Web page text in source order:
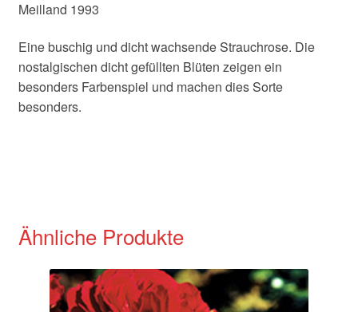
Meilland 1993
Eine buschig und dicht wachsende Strauchrose. Die
nostalgischen dicht gefüllten Blüten zeigen ein
besonders Farbenspiel und machen dies Sorte
besonders.
Ähnliche Produkte